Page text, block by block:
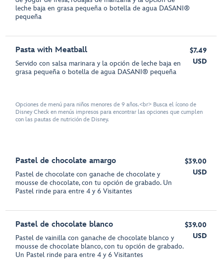
leche baja en grasa pequeña o botella de agua DASANI®
pequeña
Pasta with Meatball
Servido con salsa marinara y la opción de leche baja en
grasa pequeña o botella de agua DASANI® pequeña
$7.49
USD
Opciones de menú para niños menores de 9 años.<br> Busca el ícono de
Disney Check en menús impresos para encontrar las opciones que cumplen
con las pautas de nutrición de Disney.
Pastel de chocolate amargo
Pastel de chocolate con ganache de chocolate y
mousse de chocolate, con tu opción de grabado. Un
Pastel rinde para entre 4 y 6 Visitantes
$39.00
USD
Pastel de chocolate blanco
Pastel de vainilla con ganache de chocolate blanco y
mousse de chocolate blanco, con tu opción de grabado.
Un Pastel rinde para entre 4 y 6 Visitantes
$39.00
USD